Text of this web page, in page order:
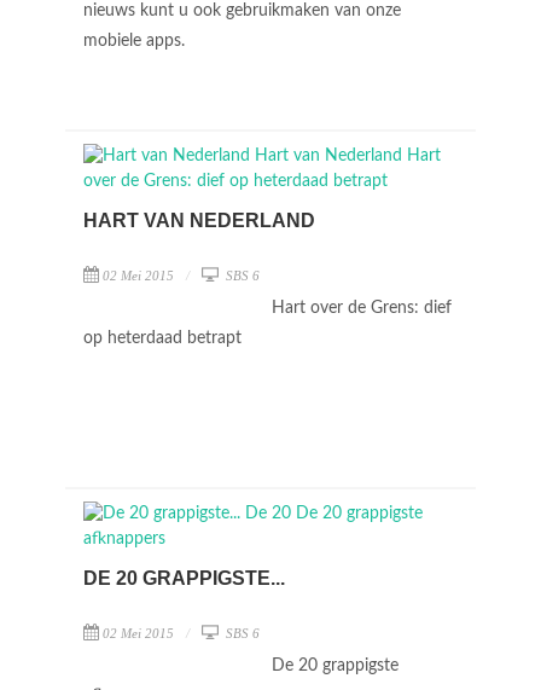
nieuws kunt u ook gebruikmaken van onze
mobiele apps.
HART VAN NEDERLAND
02 Mei 2015 SBS 6
Hart over de Grens: dief
op heterdaad betrapt
DE 20 GRAPPIGSTE...
02 Mei 2015 SBS 6
De 20 grappigste